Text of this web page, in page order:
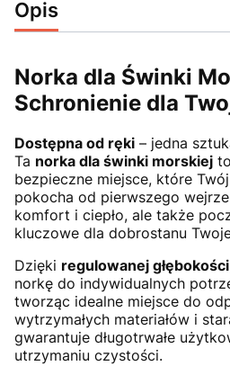
Opis
Norka dla Świnki
Schronienie dla
Dostępna od ręki – jedna
Ta norka dla świnki morskiej
bezpieczne miejsce, które
pokocha od pierwszego
komfort i ciepło, ale także
kluczowe dla dobrostanu
Dzięki regulowanej głębokości
norkę do indywidualnych
tworząc idealne miejsce do
wytrzymałych materiałów i
gwarantuje długotrwałe
utrzymaniu czystości.